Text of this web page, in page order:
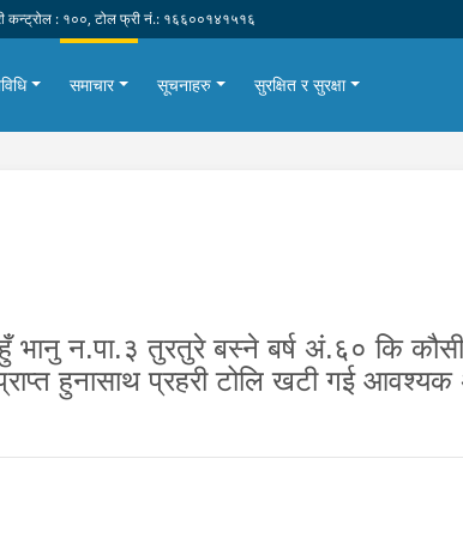
कन्ट्रोल : १००, टोल फ्री नं.: १६६००१४१५१६
समाचार सूचनाहरु सुरक्षित र सुरक्षा
न.पा.३ तुरतुरे बस्ने बर्ष अं.६० कि
हुनासाथ प्रहरी टोलि खटी गई